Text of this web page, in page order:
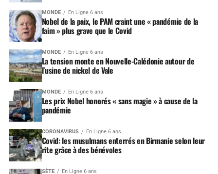
MONDE En Ligne 6 ans
Nobel de la paix, le PAM craint une « pandémie de la
faim » plus grave que le Covid
MONDE En Ligne 6 ans
La tension monte en Nouvelle-Calédonie autour de
l’usine de nickel de Vale
MONDE En Ligne 6 ans
Les prix Nobel honorés « sans magie » à cause de la
pandémie
CORONAVIRUS En Ligne 6 ans
Covid: les musulmans enterrés en Birmanie selon leur
rite grâce à des bénévoles
SÈTE En Ligne 6 ans